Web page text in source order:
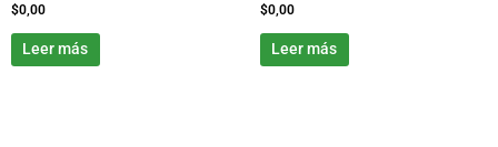
$0,00
Leer más
$0,00
Leer más